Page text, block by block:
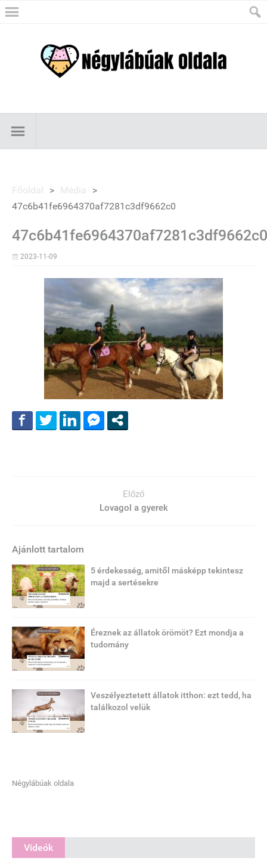
Főoldal > Média
>
47c6b41fe6964370af7281c3df9662c0
47c6b41fe6964370af7281c3df9662c0
2023-11-09
Előző
Lovagol a gyerek
Ajánlott tartalom
5 érdekesség, amitől másképp tekintesz
majd a sertésekre
Éreznek az állatok örömöt? Ezt mondja a
tudomány
Veszélyeztetett állatok itthon: ezt tedd, ha
találkozol velük
Négylábúak oldala
Videók